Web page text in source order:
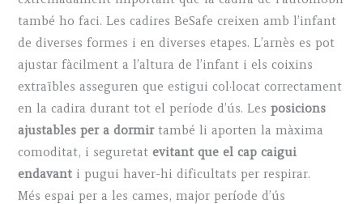
també ho faci. Les cadires BeSafe creixen amb l’infant
de diverses formes i en diverses etapes. L’arnès es pot
ajustar fàcilment a l’altura de l’infant i els coixins
extraïbles asseguren que estigui col·locat correctament
en la cadira durant tot el període d’ús. Lesposicions
ajustables per a dormirtambé li aporten la màxima
comoditat, i seguretatevitant que el cap caigui
endavant i pugui haver-hi dificultats per respirar.
Més espai per a les cames, major període d’ús